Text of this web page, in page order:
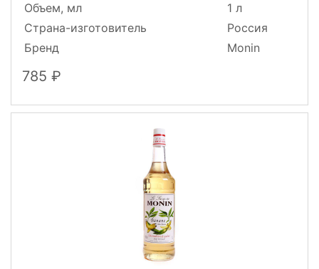
Объем, мл
1 л
Страна-изготовитель
Россия
Бренд
Monin
785